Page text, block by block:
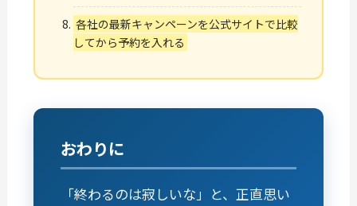
各社の最新キャンペーンを公式サイトで比較
してから予約を入れる
おわりに
「終わるのは寂しいな」と、正直思い